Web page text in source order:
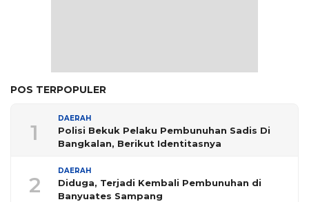
POS TERPOPULER
1
DAERAH
Polisi Bekuk Pelaku Pembunuhan Sadis Di
Bangkalan, Berikut Identitasnya
2
DAERAH
Diduga, Terjadi Kembali Pembunuhan di
Banyuates Sampang